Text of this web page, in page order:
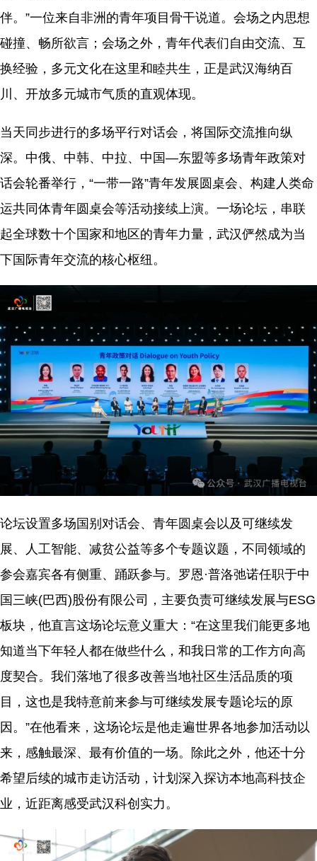
伴。”一位来自非洲的青年项目骨干说道。会场之内思想
碰撞、畅所欲言；会场之外，青年代表们自由交流、互
换经验，多元文化在这里和睦共生，正是武汉海纳百
川、开放多元城市气质的直观体现。
当天同步进行的多场平行对话会，将国际交流推向纵
深。中俄、中韩、中拉、中国—东盟等多场青年政策对
话会轮番举行，“一带一路”青年发展圆桌会、构建人类命
运共同体青年圆桌会等活动接续上演。一场论坛，串联
起全球数十个国家和地区的青年力量，武汉俨然成为当
下国际青年交流的核心枢纽。
论坛设置多场国别对话会、青年圆桌会以及可继续发
展、人工智能、减贫公益等多个专题议题，不同领域的
参会嘉宾各有侧重、踊跃参与。罗恩·普洛弛诺任职于中
国三峡(巴西)股份有限公司，主要负责可继续发展与ESG
板块，他直言这场论坛意义重大：“在这里我们能更多地
知道当下年轻人都在做些什么，和我日常的工作方向高
度契合。我们落地了很多改善当地社区生活品质的项
目，这也是我特意前来参与可继续发展专题论坛的原
因。”在他看来，这场论坛是他走遍世界各地参加活动以
来，感触最深、最有价值的一场。除此之外，他还十分
希望后续的城市走访活动，计划深入探访本地高科技企
业，近距离感受武汉科创实力。